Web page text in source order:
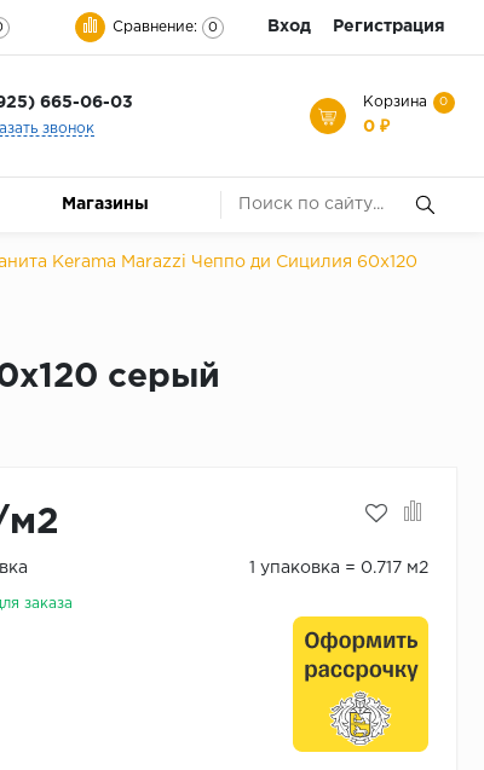
Сравнение: 0 Вход Регистрация
665-06-03
звонок
Корзина 0
0 ₽
Магазины
Kerama Marazzi Чеппо ди Сицилия 60x120
серый
м2
1 упаковка = 0.717 м2
заказа